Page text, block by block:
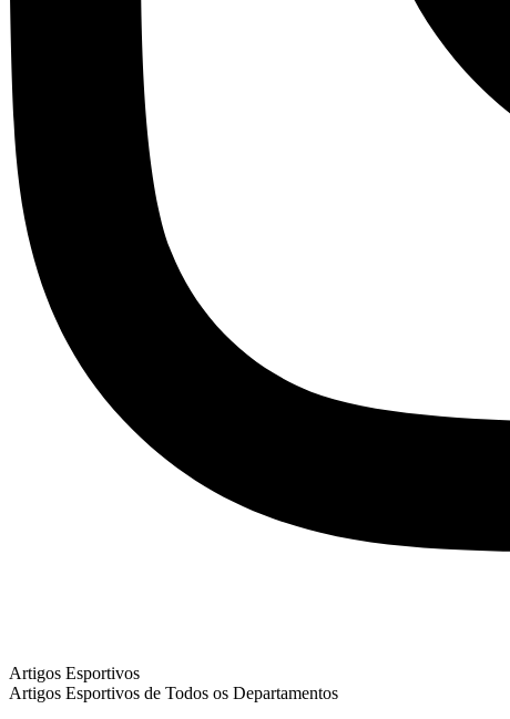
Artigos Esportivos
Artigos Esportivos de Todos os Departamentos